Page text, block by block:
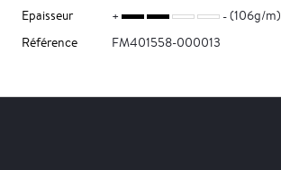
Epaisseur
(106g/m)
Référence
FM401558-000013